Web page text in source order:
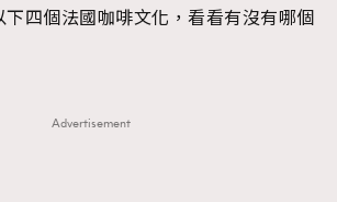
四個法國咖啡文化，看看有沒有哪個
Advertisement